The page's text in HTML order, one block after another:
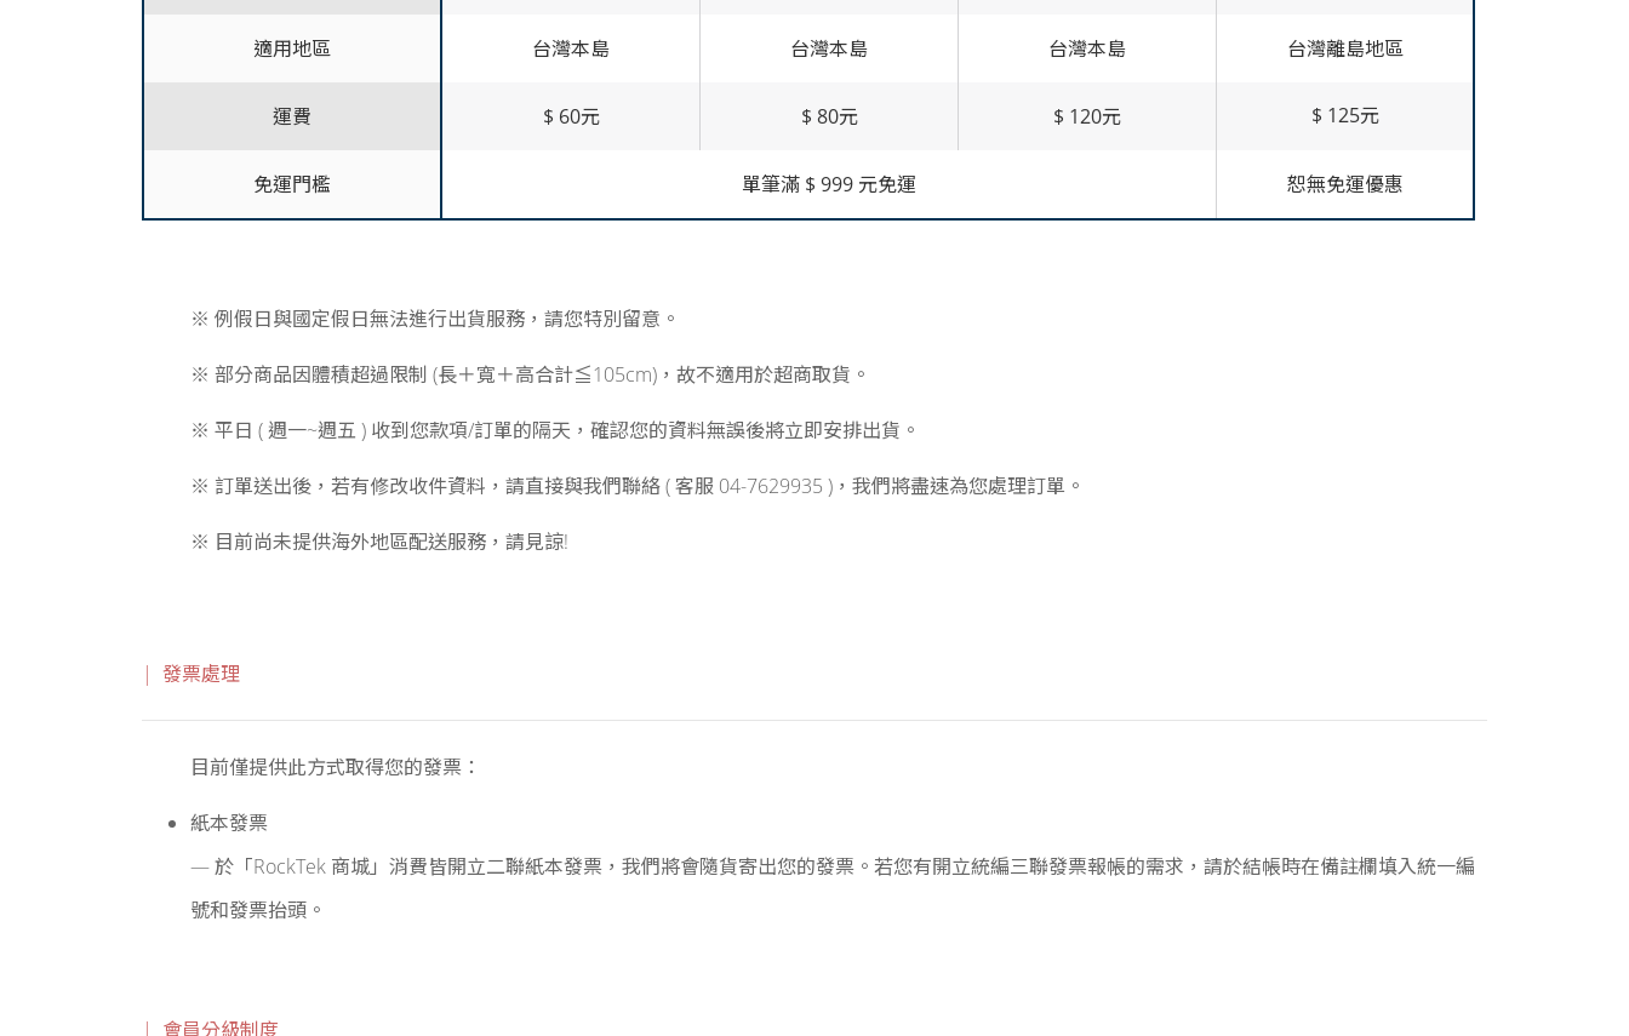
適用地區 台灣本島 台灣本島 台灣本島 台灣離島地區
運費 $ 60元 $ 80元 $ 120元 $ 125元
免運門檻 單筆滿 $ 999 元免運 恕無免運優惠
※ 例假日與國定假日無法進行出貨服務，請您特別留意。
※ 部分商品因體積超過限制 (長＋寬＋高合計≦105cm)，故不適用於超商取貨。
※ 平日 ( 週一~週五 ) 收到您款項/訂單的隔天，確認您的資料無誤後將立即安排出貨。
※ 訂單送出後，若有修改收件資料，請直接與我們聯絡 ( 客服 04-7629935 )，我們將盡速為您處理訂單。
※ 目前尚未提供海外地區配送服務，請見諒!
| 發票處理
目前僅提供此方式取得您的發票：
紙本發票
— 於「RockTek 商城」消費皆開立二聯紙本發票，我們將會隨貨寄出您的發票。若您有開立統編三聯發票報帳的需求，請於結帳時在備註欄填入統一編
號和發票抬頭。
| 會員分級制度